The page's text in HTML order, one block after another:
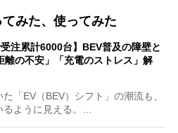
みた、使ってみた
受注累計6000台】BEV普及の障壁と
離の不安」「充電のストレス」解
「EV（BEV）シフト」の潮流も、
るように見える。…